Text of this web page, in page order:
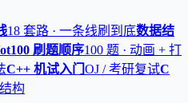
18 套路 · 一条线刷到底数据结
刷题顺序100 题 · 动画 + 打
C++ 机试入门 OJ / 考研复试C
构